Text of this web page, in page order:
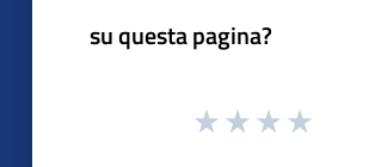
su questa pagina?